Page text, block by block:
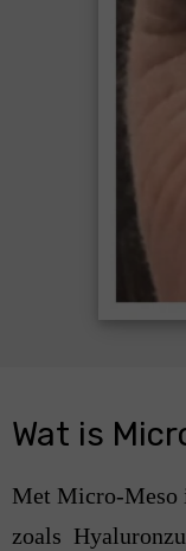
Wat is
Met Micro-Meso
zoals